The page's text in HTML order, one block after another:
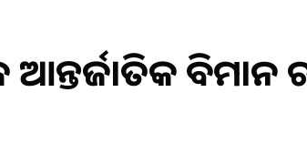
ଆନ୍ତର୍ଜାତିକ ବିମାନ